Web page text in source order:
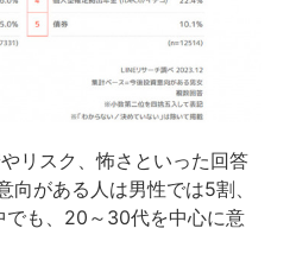
リスク、怖さといった回答
向がある人は男性では5割、
も、20～30代を中心に意